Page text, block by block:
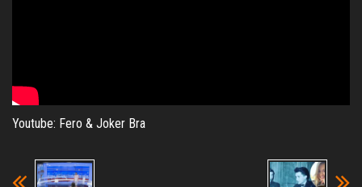
Youtube: Fero & Joker Bra